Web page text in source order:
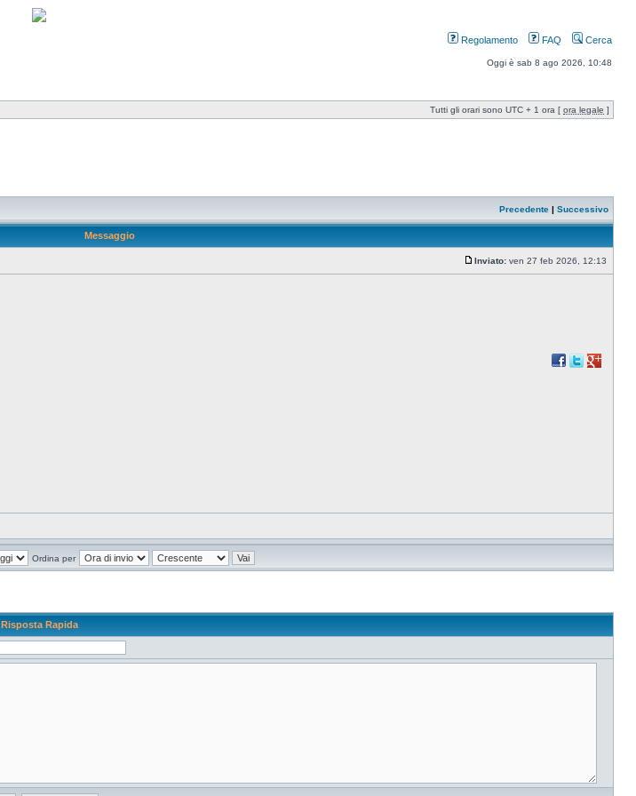
Regolamento FAQ Cerca
Oggi è sab 8 ago 2026, 10:48
Tutti gli orari sono UTC + 1 ora [ ora legale ]
Precedente | Successivo
Messaggio
Inviato: ven 27 feb 2026, 12:13
Ordina per
Risposta Rapida